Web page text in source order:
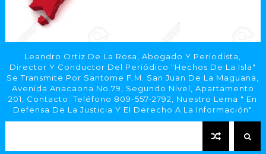
Leandro Ortiz De La Rosa, Abogado Y Periodista,
Director Y Conductor Del Periódico "Hechos De La Isla"
Se Transmite Por Santome F.M. San Juan De La Maguana,
Avenida Anacaona No.79, Segundo Nivel, Apartamento
201, Contacto: Teléfono 809-557-2792, Nuestro Lema " En
Defensa De La Justicia Y El Derecho A La Información"